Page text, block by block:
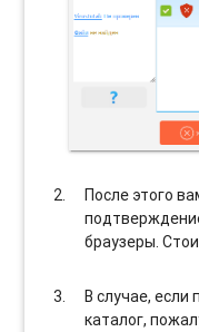
После этого
браузеры.
В случае, если
каталог,